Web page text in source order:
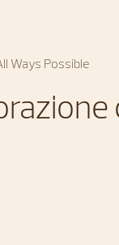
Ways Possible​